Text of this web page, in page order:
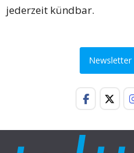
jederzeit kündbar.
Newsletter